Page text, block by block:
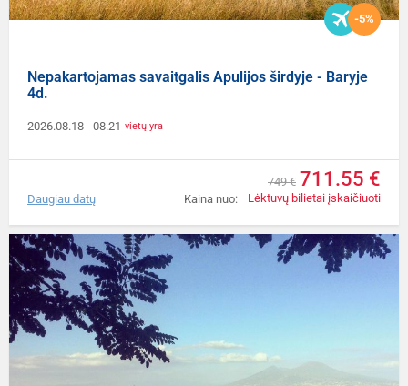
-5%
Nepakartojamas savaitgalis Apulijos širdyje - Baryje
4d.
2026.08.18 - 08.21 vietų yra
Kaina nuo:
749 € 711.55 €
Lėktuvų bilietai įskaičiuoti
Daugiau datų